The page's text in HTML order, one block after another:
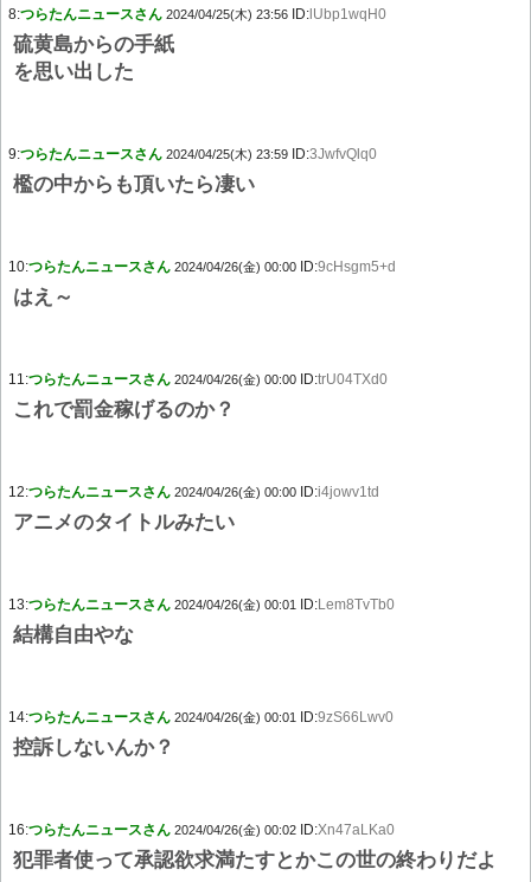
8:つらたんニュースさん 2024/04/25(木) 23:56 ID: lUbp1wqH0
硫黄島からの手紙
を思い出した
9:つらたんニュースさん 2024/04/25(木) 23:59 ID:3JwfvQlq0
檻の中からも頂いたら凄い
10:つらたんニュースさん 2024/04/26(金) 00:00 ID:9cHsgm5+d
はえ～
11:つらたんニュースさん 2024/04/26(金) 00:00 ID:trU04TXd0
これで罰金稼げるのか？
12:つらたんニュースさん 2024/04/26(金) 00:00 ID:i4jowv1td
アニメのタイトルみたい
13:つらたんニュースさん 2024/04/26(金) 00:01 ID:Lem8TvTb0
結構自由やな
14:つらたんニュースさん 2024/04/26(金) 00:01 ID:9zS66Lwv0
控訴しないんか？
16:つらたんニュースさん 2024/04/26(金) 00:02 ID:Xn47aLKa0
犯罪者使って承認欲求満たすとかこの世の終わりだよ